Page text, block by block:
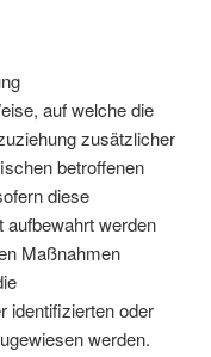
auf welche die
zusätzlicher
betroffenen
diese
aufbewahrt werden
Maßnahmen
identifizierten oder
werden.